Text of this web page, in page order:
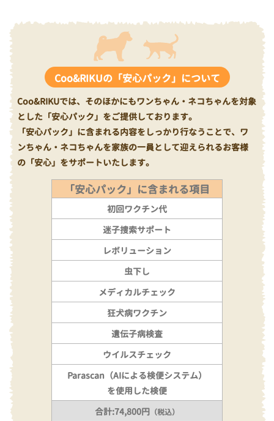
Coo&RIKUの「安心パック」について
Coo&RIKUでは、そのほかにもワンちゃん・ネコちゃんを対象
とした「安心パック」をご提供しております。
「安心パック」に含まれる内容をしっかり行なうことで、ワ
ンちゃん・ネコちゃんを家族の一員として迎えられるお客様
の「安心」をサポートいたします。
「安心パック」に含まれる項目
初回ワクチン代
迷子捜索サポート
レボリューション
虫下し
メディカルチェック
狂犬病ワクチン
遺伝子病検査
ウイルスチェック
Parascan（AIによる検便システム）
を使用した検便
合計:74,800円 （税込）